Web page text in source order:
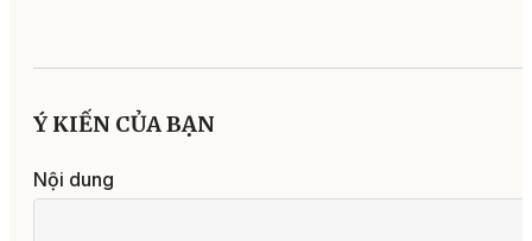
Ý KIẾN CỦA BẠN
Nội dung